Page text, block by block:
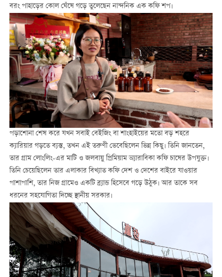
বরং পাহাড়ের কোল ঘেঁষে গড়ে তুলেছেন নান্দনিক এক কফি শপ।
পড়াশোনা শেষ করে যখন সবাই বেইজিং বা শাংহাইয়ের মতো বড় শহরে
ক্যারিয়ার গড়তে ব্যস্ত, তখন এই তরুণী ভেবেছিলেন ভিন্ন কিছু। তিনি জানতেন,
তার গ্রাম লোংলিং-এর মাটি ও জলবায়ু প্রিমিয়াম অ্যারাবিকা কফি চাষের উপযুক্ত।
তিনি চেয়েছিলেন তার এলাকার বিখ্যাত কফি দেশ ও দেশের বাইরে যাওয়ার
পাশাপাশি, তার নিজ গ্রামেও একটি ব্র্যান্ড হিসেবে গড়ে উঠুক। আর তাকে সব
ধরনের সহযোগিতা দিচ্ছে স্থানীয় সরকার।